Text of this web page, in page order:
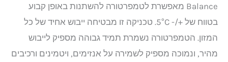
Balance מאפשרת לטמפרטורה להשתנות באופן קבוע
בטווח של +/- 5°C. טכניקה זו מבטיחה ייבוש אחיד של כל
המזון. הטמפרטורה נשמרת תמיד גבוהה מספיק לייבוש
מהיר, ונמוכה מספיק לשמירה על אנזימים, ויטמינים ורכיבים